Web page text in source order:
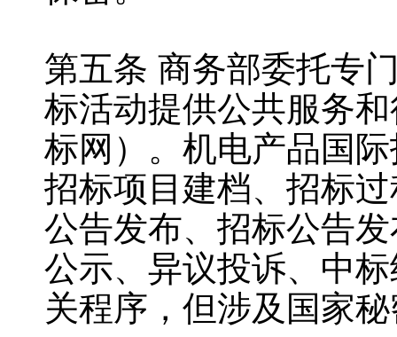
第五条 商务部委托专
标活动提供公共服务
标网）。机电产品国
招标项目建档、招标
公告发布、招标公告
公示、异议投诉、中
关程序，但涉及国家